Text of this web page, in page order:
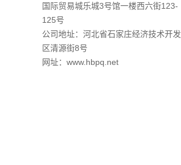
国际贸易城乐城3号馆一楼西六街123-
125号
公司地址：河北省石家庄经济技术开发
区清源街8号
网址：www.hbpq.net